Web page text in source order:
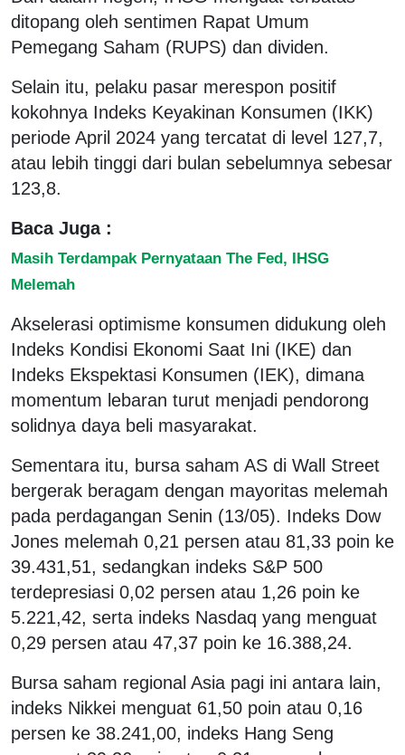
ditopang oleh sentimen Rapat Umum
Pemegang Saham (RUPS) dan dividen.
Selain itu, pelaku pasar merespon positif
kokohnya Indeks Keyakinan Konsumen (IKK)
periode April 2024 yang tercatat di level 127,7,
atau lebih tinggi dari bulan sebelumnya sebesar
123,8.
Baca Juga :
Masih Terdampak Pernyataan The Fed, IHSG
Melemah
Akselerasi optimisme konsumen didukung oleh
Indeks Kondisi Ekonomi Saat Ini (IKE) dan
Indeks Ekspektasi Konsumen (IEK), dimana
momentum lebaran turut menjadi pendorong
solidnya daya beli masyarakat.
Sementara itu, bursa saham AS di Wall Street
bergerak beragam dengan mayoritas melemah
pada perdagangan Senin (13/05). Indeks Dow
Jones melemah 0,21 persen atau 81,33 poin ke
39.431,51, sedangkan indeks S&P 500
terdepresiasi 0,02 persen atau 1,26 poin ke
5.221,42, serta indeks Nasdaq yang menguat
0,29 persen atau 47,37 poin ke 16.388,24.
Bursa saham regional Asia pagi ini antara lain,
indeks Nikkei menguat 61,50 poin atau 0,16
persen ke 38.241,00, indeks Hang Seng